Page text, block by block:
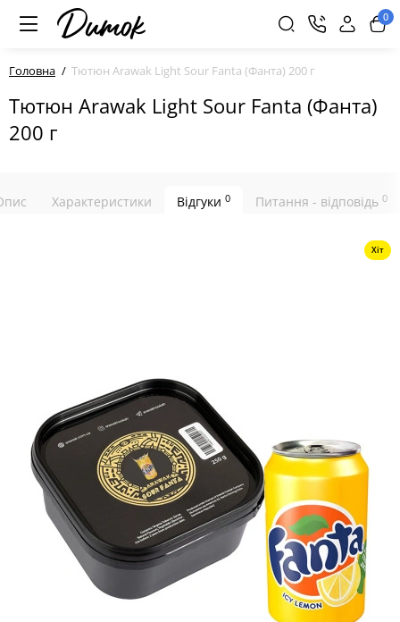
0
Головна Тютюн Arawak Light Sour Fanta (Фанта) 200 г
Тютюн Arawak Light Sour Fanta (Фанта)
200 г
Характеристики Відгуки 0 Питання - відповідь 0
Хіт